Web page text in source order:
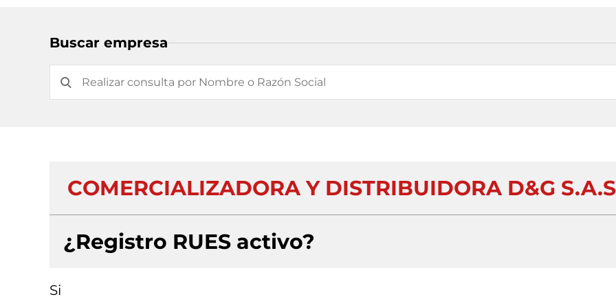
Buscar empresa
COMERCIALIZADORA Y DISTRIBUIDORA D&G S.A.S
¿Registro RUES activo?
Si